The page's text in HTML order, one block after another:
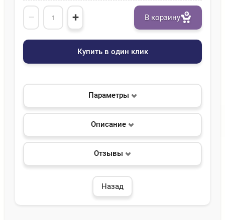
− + В корзину
Купить в один клик
Параметры
Описание
Отзывы
Назад